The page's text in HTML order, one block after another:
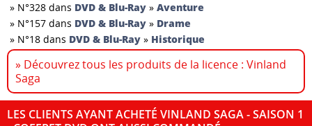
» N°328 dans DVD & Blu-Ray »Aventure
» N°157 dans DVD & Blu-Ray » Drame
» N°18 dans DVD & Blu-Ray » Historique
» Découvrez tous les produits de la licence : Vinland
Saga
LES CLIENTS AYANT ACHETÉ VINLAND SAGA - SAISON 1